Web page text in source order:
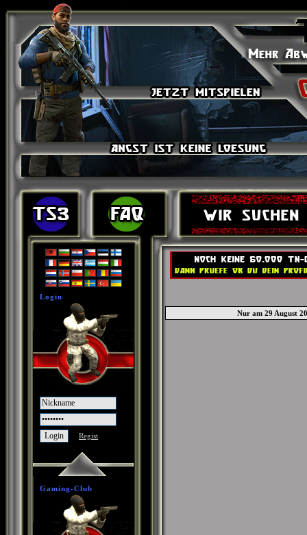
Login
Regist
Gaming-Club
Nur am 29 August